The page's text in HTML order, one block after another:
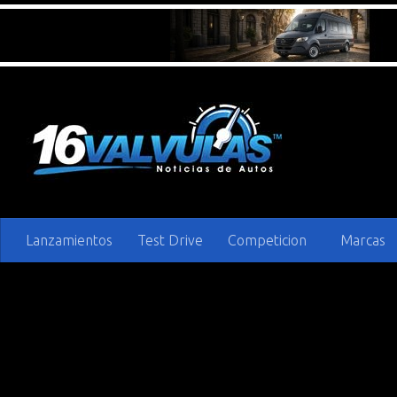
Lanzamientos Test Drive Competicion Marcas